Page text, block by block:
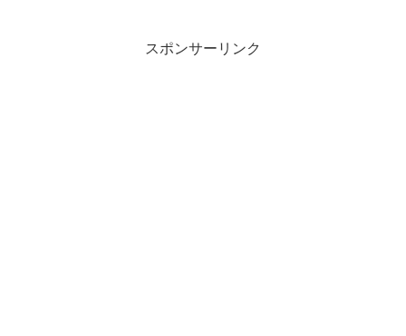
スポンサーリンク